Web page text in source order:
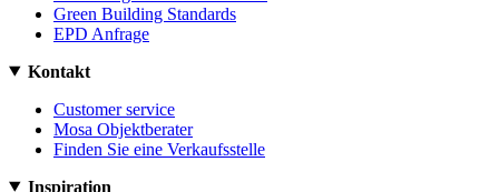
Green Building Standards
EPD Anfrage
Kontakt
Customer service
Mosa Objektberater
Finden Sie eine Verkaufsstelle
Inspiration